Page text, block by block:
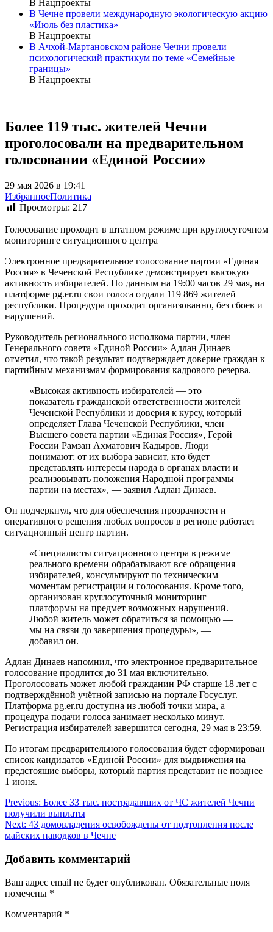
В Нацпроекты
В Чечне провели международную экологическую акцию
«Июль без пластика»
В Нацпроекты
В Ачхой-Мартановском районе Чечни провели
психологический практикум по теме «Семейные
границы»
В Нацпроекты
Более 119 тыс. жителей Чечни
проголосовали на предварительном
голосовании «Единой России»
29 мая 2026 в 19:41
ИзбранноеПолитика
Просмотры: 217
Голосование проходит в штатном режиме при круглосуточном
мониторинге ситуационного центра
Электронное предварительное голосование партии «Единая
Россия» в Чеченской Республике демонстрирует высокую
активность избирателей. По данным на 19:00 часов 29 мая, на
платформе pg.er.ru свои голоса отдали 119 869 жителей
республики. Процедура проходит организованно, без сбоев и
нарушений.
Руководитель регионального исполкома партии, член
Генерального совета «Единой России» Адлан Динаев
отметил, что такой результат подтверждает доверие граждан к
партийным механизмам формирования кадрового резерва.
«Высокая активность избирателей — это
показатель гражданской ответственности жителей
Чеченской Республики и доверия к курсу, который
определяет Глава Чеченской Республики, член
Высшего совета партии «Единая Россия», Герой
России Рамзан Ахматович Кадыров. Люди
понимают: от их выбора зависит, кто будет
представлять интересы народа в органах власти и
реализовывать положения Народной программы
партии на местах», — заявил Адлан Динаев.
Он подчеркнул, что для обеспечения прозрачности и
оперативного решения любых вопросов в регионе работает
ситуационный центр партии.
«Специалисты ситуационного центра в режиме
реального времени обрабатывают все обращения
избирателей, консультируют по техническим
моментам регистрации и голосования. Кроме того,
организован круглосуточный мониторинг
платформы на предмет возможных нарушений.
Любой житель может обратиться за помощью —
мы на связи до завершения процедуры», —
добавил он.
Адлан Динаев напомнил, что электронное предварительное
голосование продлится до 31 мая включительно.
Проголосовать может любой гражданин РФ старше 18 лет с
подтверждённой учётной записью на портале Госуслуг.
Платформа pg.er.ru доступна из любой точки мира, а
процедура подачи голоса занимает несколько минут.
Регистрация избирателей завершится сегодня, 29 мая в 23:59.
По итогам предварительного голосования будет сформирован
список кандидатов «Единой России» для выдвижения на
предстоящие выборы, который партия представит не позднее
1 июня.
Навигация
по
записям
Previous: Более 33 тыс. пострадавших от ЧС жителей Чечни
получили выплаты
Next: 43 домовладения освобождены от подтопления после
майских паводков в Чечне
Добавить комментарий
Ваш адрес email не будет опубликован. Обязательные поля
помечены *
Комментарий *